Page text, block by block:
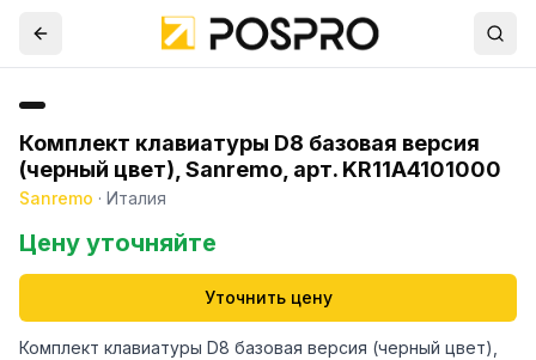
Комплект клавиатуры D8 базовая версия
(черный цвет), Sanremo, арт. KR11A4101000
Sanremo · Италия
Цену уточняйте
Уточнить цену
Комплект клавиатуры D8 базовая версия (черный цвет),